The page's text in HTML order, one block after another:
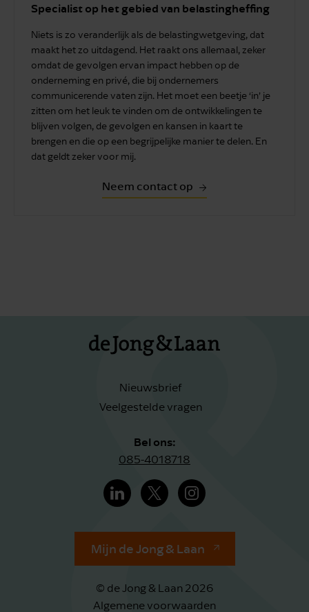
Specialist op het gebied van belastingheffing
Niets is zo veranderlijk als de belastingwetgeving, dat
maakt het zo uitdagend. Het raakt ons allemaal, zeker
omdat de gevolgen ervan impact hebben op de
onderneming en privé, die bij ondernemers
communicerende vaten zijn. Het moet een beetje ‘in’ je
zitten om het leuk te vinden om de ontwikkelingen te
blijven volgen, de gevolgen en kansen in kaart te
brengen en die op een begrijpelijke manier te delen. En
dat geldt zeker voor mij.
Neem contact op
Nieuwsbrief
Veelgestelde vragen
Bel ons:
085-4018718
Mijn de Jong & Laan
© de Jong & Laan 2026
Algemene voorwaarden